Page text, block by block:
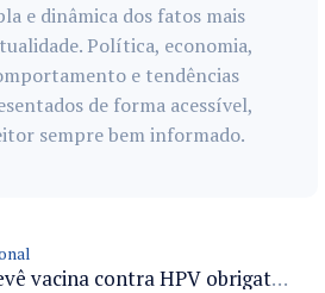
e dinâmica dos fatos mais
Política, economia,
e tendências
de forma acessível,
sempre bem informado.
Projeto prevê vacina contra HPV obrigatória e testes moleculares para rastreamento do câncer do colo do útero